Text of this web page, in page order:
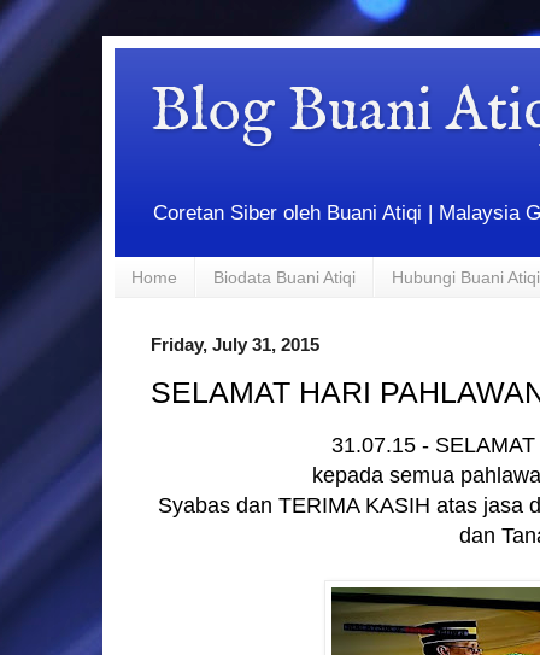
Blog Buani
Coretan Siber oleh Buani Atiqi | Malaysia
Home Biodata Buani Atiqi Hubungi Buani Atiqi
Friday, July 31, 2015
SELAMAT HARI
31.07.15 -
kepada semua
Syabas dan TERIMA KASIH atas jasa
dan